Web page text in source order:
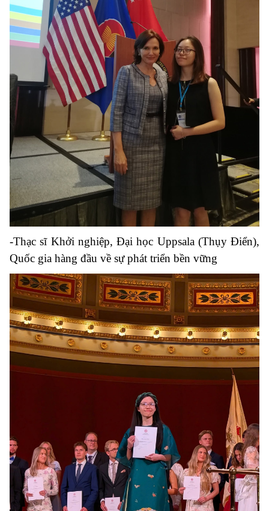
-Thạc sĩ Khởi nghiệp, Đại học Uppsala (Thụy Điển),
Quốc gia hàng đầu về sự phát triển bền vững